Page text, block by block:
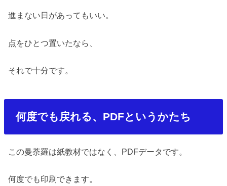
進まない日があってもいい。
点をひとつ置いたなら、
それで十分です。
何度でも戻れる、 PDFというかたち
この曼荼羅は紙教材ではなく、 PDFデータです。
何度でも印刷できます。